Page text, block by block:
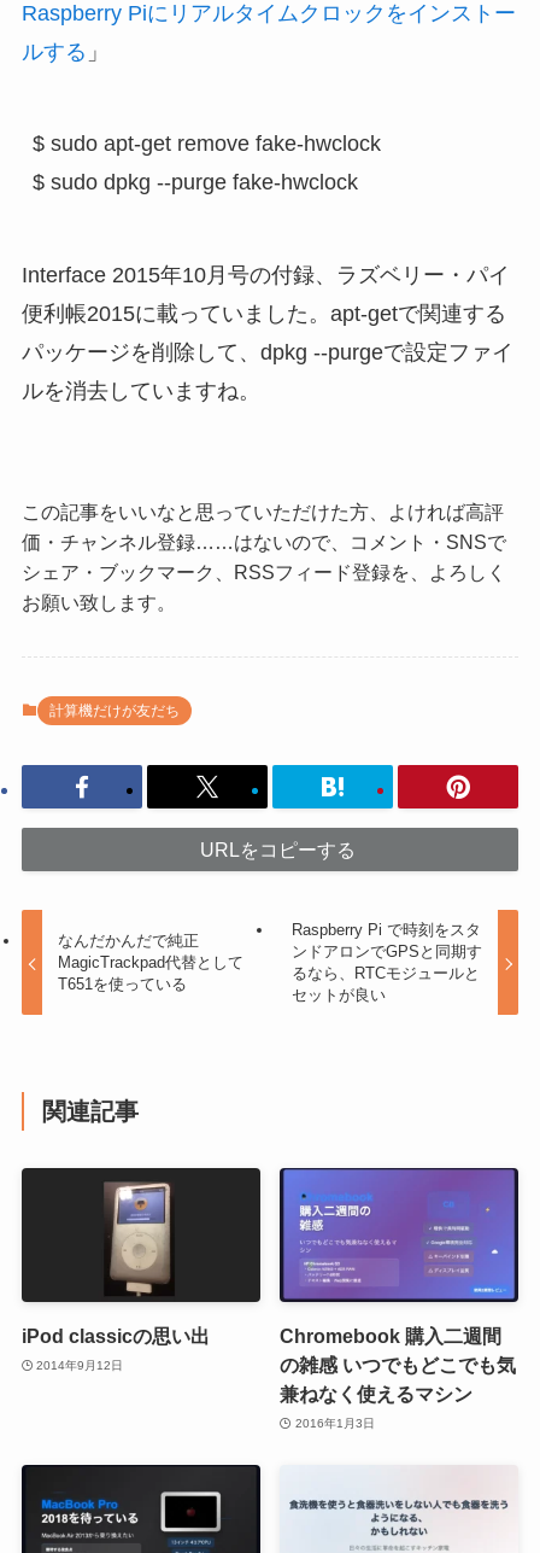
Raspberry Piにリアルタイムクロックをインストー
ルする 」
$ sudo apt-get remove fake-hwclock
$ sudo dpkg --purge fake-hwclock
Interface 2015年10月号の付録、ラズベリー・パイ
便利帳2015に載っていました。apt-getで関連する
パッケージを削除して、dpkg --purgeで設定ファイ
ルを消去していますね。
この記事をいいなと思っていただけた方、よければ高評
価・チャンネル登録……はないので、コメント・SNSで
シェア・ブックマーク、RSSフィード登録を、よろしく
お願い致します。
計算機だけが友だち
URLをコピーする
なんだかんだで純正
MagicTrackpad代替として
T651を使っている
Raspberry Pi で時刻をスタ
ンドアロンでGPSと同期す
るなら、RTCモジュールと
セットが良い
関連記事
iPod classicの思い出
2014年9月12日
Chromebook 購入二週間
の雑感 いつでもどこでも気
兼ねなく使えるマシン
2016年1月3日